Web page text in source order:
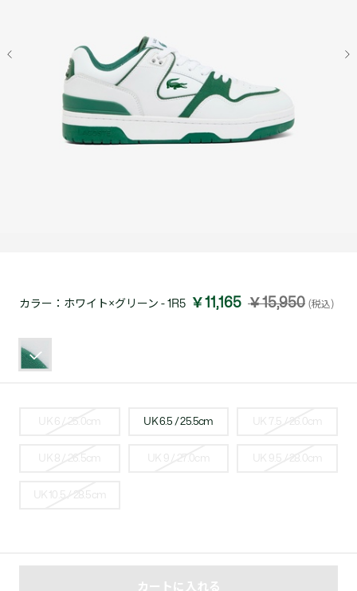
カラー： ホワイト×グリーン - 1R5 ￥11,165 ￥15,950 (税込)
UK 6 / 25.0cm UK 6.5 / 25.5cm UK 7.5 / 26.0cm
UK 8 / 26.5cm UK 9 / 27.0cm UK 9.5 / 28.0cm
UK 10.5 / 28.5cm
カートに入れる